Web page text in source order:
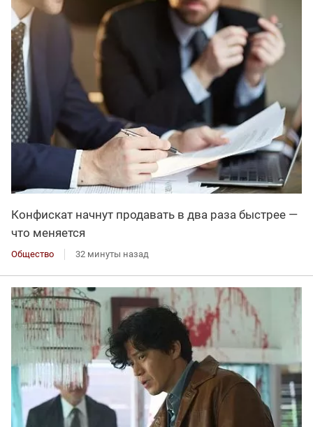
Конфискат начнут продавать в два раза быстрее —
что меняется
Общество 32 минуты назад